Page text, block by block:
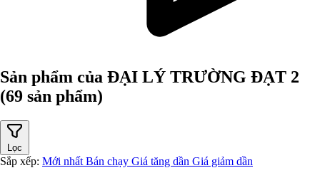
Sản phẩm của ĐẠI LÝ TRƯỜNG ĐẠT 2
(69 sản phẩm)
Lọc
Sắp xếp: Mới nhất Bán chạy Giá tăng dần Giá giảm dần